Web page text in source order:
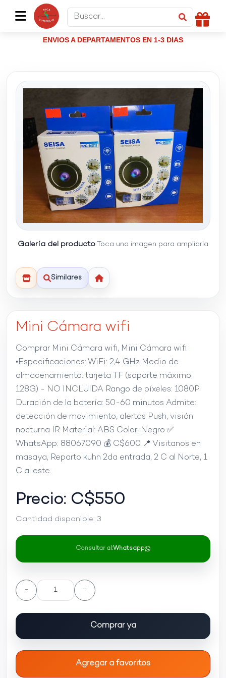
ENVIOS A DEPARTAMENTOS EN 1-3 DIAS
Galería del producto Toca una imagen para ampliarla
Similares
Mini Cámara wifi
Comprar Mini Cámara wifi, Mini Cámara wifi
•Especificaciones: WiFi: 2,4 GHz Medio de
almacenamiento: tarjeta TF (soporte máximo
128G) - NO INCLUIDA Rango de píxeles: 1080P
Duración de la batería: 50-60 minutos Admite:
detección de movimiento, alertas Push, visión
nocturna IR Material: ABS Color: Negro ✅️
WhatsApp: 88067090 💰 C$600 📍 Visitanos en
masaya, Reparto kuhn 2da entrada, 2 C al Norte, 1
C al este.
Precio: C$550
Cantidad disponible: 3
Consultar al:Whatsapp
- +
Comprar ya
Agregar a favoritos